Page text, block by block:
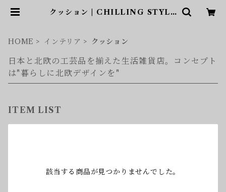
クッション | CHILLING STYLE
HOME
インテリア クッション
日本と北欧の工芸品を揃えた生活雑貨店。コンセプト
は"暮らしに北欧デザインを"
ITEM LIST
該当する商品が見つかりませんでした。